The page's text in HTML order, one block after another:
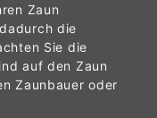
Zaun
die
Sie die
auf den Zaun
Zaunbauer oder